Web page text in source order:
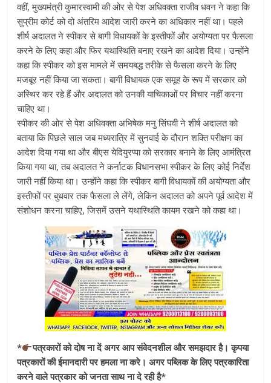
वहीं, मुख्यमंत्री कुमारस्वामी की ओर से पेश अधिवक्ता राजीव धवन ने कहा कि
सुप्रीम कोर्ट को दो अंतरिम आदेश जारी करने का अधिकार नहीं था। पहले
शीर्ष अदालत ने स्पीकर से बागी विधायकों के इस्तीफों और अयोग्यता पर फैसला
करने के लिए कहा और फिर यथास्थिति बनाए रखने का आदेश दिया। उन्होंने
कहा कि स्पीकर को इस मामले में समयबद्ध तरीके से फैसला करने के लिए
मजबूर नहीं किया जा सकता। बागी विधायक एक समूह के रूप में सरकार को
अस्थिर कर रहे हैं और अदालत को उनकी याचिकाओं पर विचार नहीं करना
चाहिए था।
स्पीकर की ओर से पेश अधिवक्ता अभिषेक मनु सिंघवी ने शीर्ष अदालत को
बताया कि पिछले साल जब मध्यरात्रि में सुनवाई के दौरान शक्ति परीक्षण का
आदेश दिया गया था और बीएस येदियुरप्पा को सरकार बनाने के लिए आमंत्रित
किया गया था, तब अदालत ने कर्नाटक विधानसभा स्पीकर के लिए कोई निर्देश
जारी नहीं किया था। उन्होंने कहा कि स्पीकर बागी विधायकों की अयोग्यता और
इस्तीफों पर बुधवार तक फैसला ले लेंगे, लेकिन अदालत को अपने पूर्व आदेश में
संशोधन करना चाहिए, जिसमें उसने यथास्थिति कायम रखने को कहा था।
*
पत्रकारों को दोष ना दें अगर आप संवेदनशील और समझदार है। कृपया
पत्रकारों की ईमानदारी पर हमला ना करे। अगर पब्लिक के लिए पत्रकारिता
करने वाले पत्रकार को जनता साथ ना दे रही है*